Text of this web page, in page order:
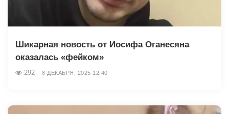
Шикарная новость от Иосифа Оганесяна
оказалась «фейком»
292 8 ДЕКАБРЯ, 2025 12:40